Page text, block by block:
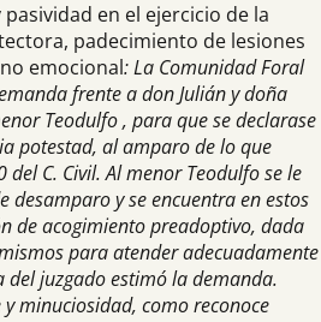
en el ejercicio de la
padecimiento de lesiones
emocional: La Comunidad Foral
frente a don Julián y doña
Teodulfo , para que se declarase
potestad, al amparo de lo que
C. Civil. Al menor Teodulfo se le
desamparo y se encuentra en estos
de acogimiento preadoptivo, dada
para atender adecuadamente
del juzgado estimó la demanda.
minuciosidad, como reconoce